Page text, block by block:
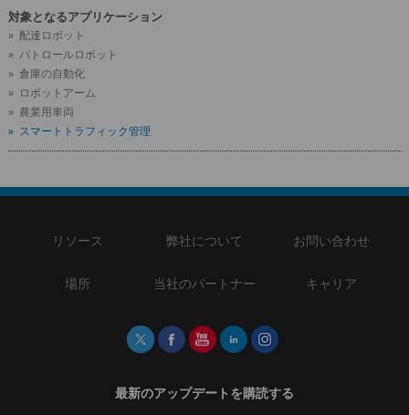
対象となるアプリケーション
» 配達ロボット
» パトロールロボット
» 倉庫の自動化
» ロボットアーム
» 農業用車両
» スマートトラフィック管理
リソース 弊社について お問い合わせ
場所 当社のパートナー キャリア
最新のアップデートを購読する